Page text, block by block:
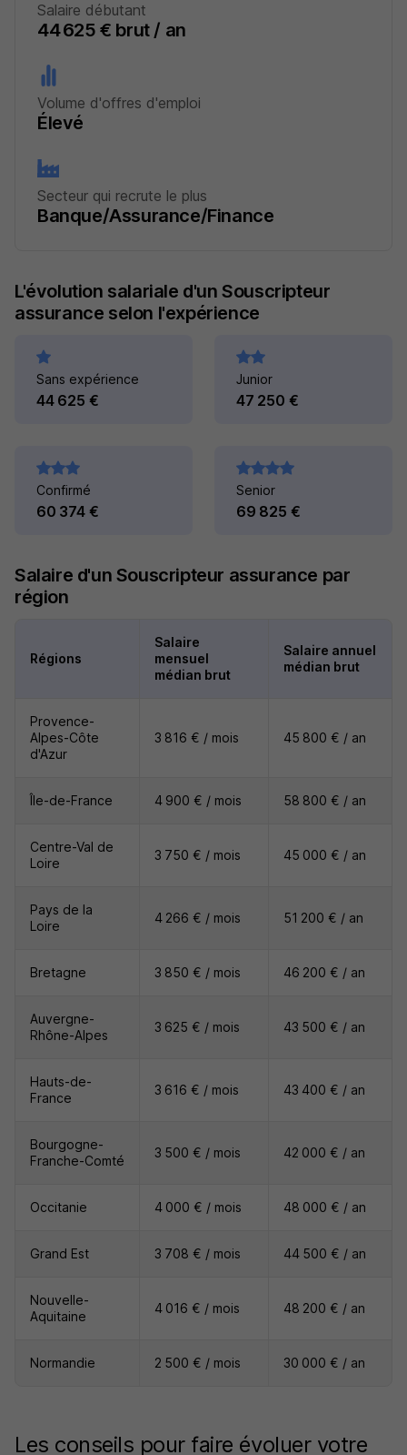
Salaire débutant
44 625 € brut / an
Volume d'offres d'emploi
Élevé
Secteur qui recrute le plus
Banque/Assurance/Finance
L'évolution salariale d'un Souscripteur
assurance selon l'expérience
Sans expérience
44 625 €
Junior
47 250 €
Confirmé
60 374 €
Senior
69 825 €
Salaire d'un Souscripteur assurance par
région
Régions
Salaire
mensuel
médian brut
Salaire annuel
médian brut
Provence-
Alpes-Côte
d'Azur
3 816 € / mois 45 800 € / an
Île-de-France 4 900 € / mois 58 800 € / an
Centre-Val de
Loire
3 750 € / mois 45 000 € / an
Pays de la
Loire
4 266 € / mois 51 200 € / an
Bretagne 3 850 € / mois 46 200 € / an
Auvergne-
Rhône-Alpes
3 625 € / mois 43 500 € / an
Hauts-de-
France
3 616 € / mois 43 400 € / an
Bourgogne-
Franche-Comté
3 500 € / mois 42 000 € / an
Occitanie 4 000 € / mois 48 000 € / an
Grand Est 3 708 € / mois 44 500 € / an
Nouvelle-
Aquitaine
4 016 € / mois 48 200 € / an
Normandie 2 500 € / mois 30 000 € / an
Les conseils pour faire évoluer votre